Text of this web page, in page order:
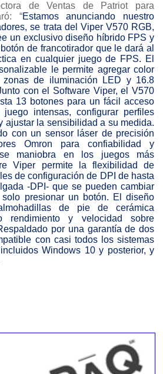
de Ventas de Patriot para
“Estamos anunciando nuestro
se trata del Viper V570 RGB,
un exclusivo diseño híbrido FPS y
de francotirador que le dará al
en cualquier juego de FPS. El
le permite agregar color
zonas de iluminación LED y 16.8
con el Software Viper, el V570
13 botones para un fácil acceso
intensas, configurar perfiles
ajustar la sensibilidad a su medida.
con un sensor láser de precisión
Omron para confiabilidad y
maniobra en los juegos más
Viper permite la flexibilidad de
de configuración de DPI de hasta
-DPI- que se pueden cambiar
presionar un botón. El diseño
de pie de cerámica
rendimiento y velocidad sobre
por una garantía de dos
con casi todos los sistemas
Windows 10 y posterior, y